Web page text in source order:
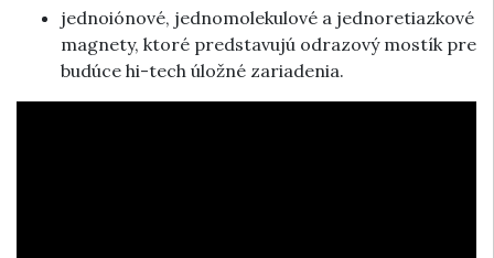
jednoiónové, jednomolekulové a jednoretiazkové
magnety, ktoré predstavujú odrazový mostík pre
budúce hi-tech úložné zariadenia.